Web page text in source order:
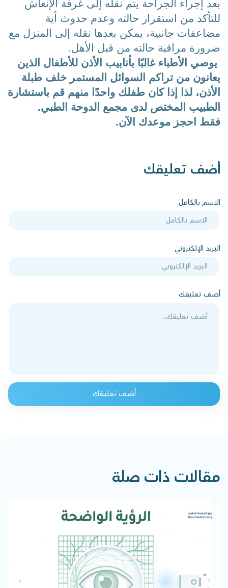
ضرورة مراقبة حالته من قبل الأهل.
الطبيب المختص لدى مجمع الدوحة الطبي.
فقط احجز موعدك الآن.
أضف تعليقك
الاسم بالكامل
البريد الإلكتروني
أضف تعليقك
أضف تعليقك
مقالات ذات صلة